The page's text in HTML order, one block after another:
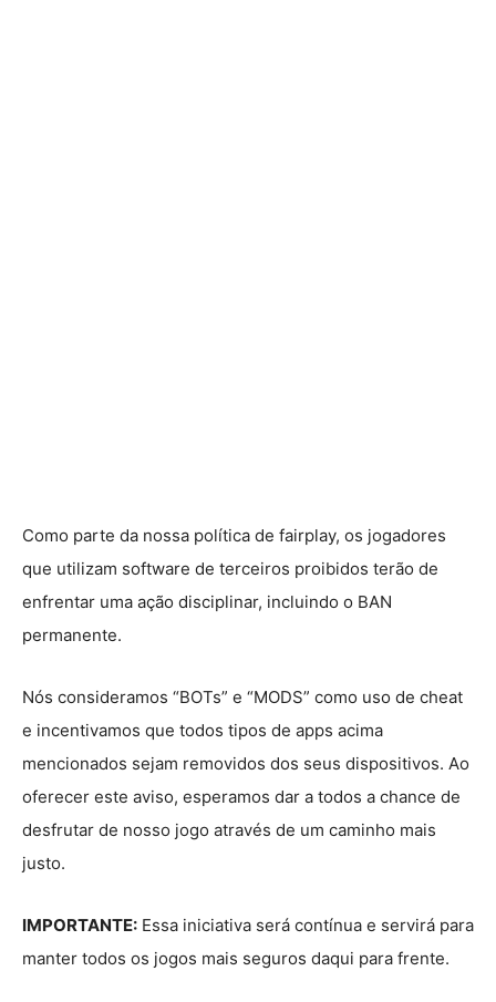
Como parte da nossa política de fairplay, os jogadores
que utilizam software de terceiros proibidos terão de
enfrentar uma ação disciplinar, incluindo o BAN
permanente.
Nós consideramos “BOTs” e “MODS” como uso de cheat
e incentivamos que todos tipos de apps acima
mencionados sejam removidos dos seus dispositivos. Ao
oferecer este aviso, esperamos dar a todos a chance de
desfrutar de nosso jogo através de um caminho mais
justo.
IMPORTANTE: Essa iniciativa será contínua e servirá para
manter todos os jogos mais seguros daqui para frente.